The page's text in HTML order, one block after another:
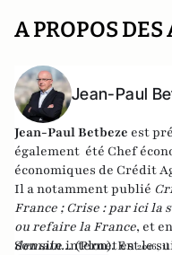
A PROPOS DES
Jean-Paul
Jean-Paul Betbeze est
également été Chef
économiques de Crédit
Il a notamment publié
France ; Crise : par ici la
ou refaire la France, et
demain...(Plon). En2016,
Son site internet est le